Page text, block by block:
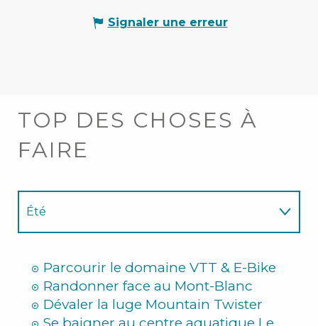
Signaler une erreur
TOP DES CHOSES À
FAIRE
Été
Parcourir le domaine VTT & E-Bike
Randonner face au Mont-Blanc
Dévaler la luge Mountain Twister